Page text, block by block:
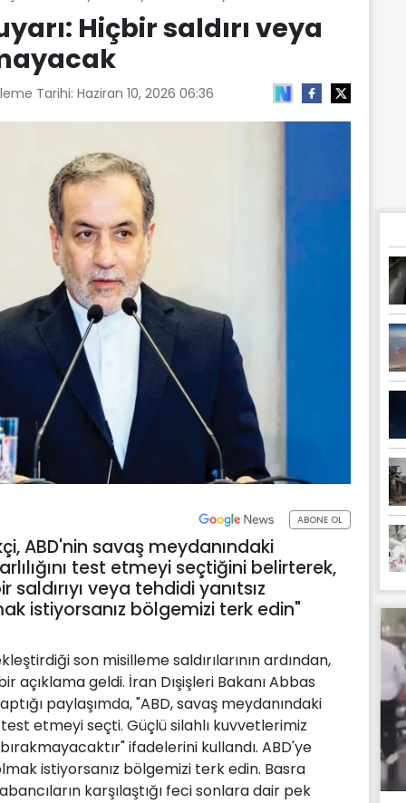
Hiçbir saldırı veya
Tarihi: Haziran 10, 2026 06:36
ABONE OL
ABD'nin savaş meydanındaki
test etmeyi seçtiğini belirterek,
veya tehdidi yanıtsız
istiyorsanız bölgemizi terk edin"
son misilleme saldırılarının ardından,
geldi. İran Dışişleri Bakanı Abbas
paylaşımda, "ABD, savaş meydanındaki
etmeyi seçti. Güçlü silahlı kuvvetlerimiz
ifadelerini kullandı. ABD'ye
istiyorsanız bölgemizi terk edin. Basra
karşılaştığı feci sonlara dair pek